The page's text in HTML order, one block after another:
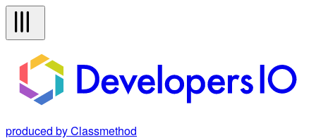
produced by Classmethod